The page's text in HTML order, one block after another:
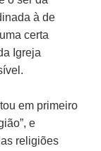
à de
certa
Igreja
em primeiro
e
religiões